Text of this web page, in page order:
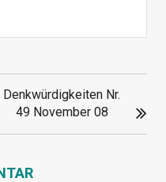
Denkwürdigkeiten Nr.
49 November 08